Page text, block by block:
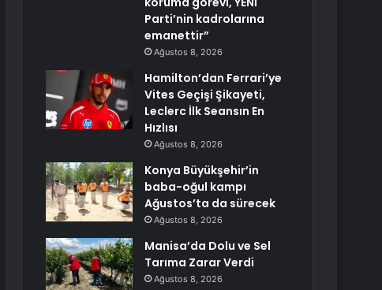
Parti’nin kadrolarına
emanettir”
Ağustos 8, 2026
Hamilton’dan Ferrari’ye
Vites Geçişi Şikayeti,
Leclerc İlk Seansın En
Hızlısı
Ağustos 8, 2026
Konya Büyükşehir’in
baba-oğul kampı
Ağustos’ta da sürecek
Ağustos 8, 2026
Manisa’da Dolu ve Sel
Tarıma Zarar Verdi
Ağustos 8, 2026